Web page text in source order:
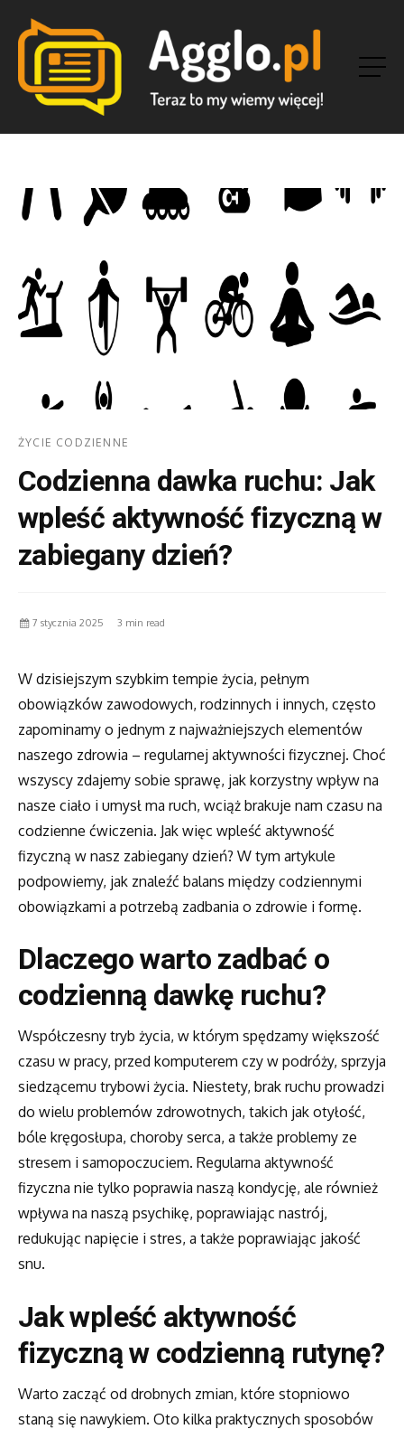
ŻYCIE CODZIENNE
Codzienna dawka ruchu: Jak
wpleść aktywność fizyczną w
zabiegany dzień?
7 stycznia 2025 3 min read
W dzisiejszym szybkim tempie życia, pełnym
obowiązków zawodowych, rodzinnych i innych, często
zapominamy o jednym z najważniejszych elementów
naszego zdrowia – regularnej aktywności fizycznej. Choć
wszyscy zdajemy sobie sprawę, jak korzystny wpływ na
nasze ciało i umysł ma ruch, wciąż brakuje nam czasu na
codzienne ćwiczenia. Jak więc wpleść aktywność
fizyczną w nasz zabiegany dzień? W tym artykule
podpowiemy, jak znaleźć balans między codziennymi
obowiązkami a potrzebą zadbania o zdrowie i formę.
Dlaczego warto zadbać o
codzienną dawkę ruchu?
Współczesny tryb życia, w którym spędzamy większość
czasu w pracy, przed komputerem czy w podróży, sprzyja
siedzącemu trybowi życia. Niestety, brak ruchu prowadzi
do wielu problemów zdrowotnych, takich jak otyłość,
bóle kręgosłupa, choroby serca, a także problemy ze
stresem i samopoczuciem. Regularna aktywność
fizyczna nie tylko poprawia naszą kondycję, ale również
wpływa na naszą psychikę, poprawiając nastrój,
redukując napięcie i stres, a także poprawiając jakość
snu.
Jak wpleść aktywność
fizyczną w codzienną rutynę?
Warto zacząć od drobnych zmian, które stopniowo
staną się nawykiem. Oto kilka praktycznych sposobów